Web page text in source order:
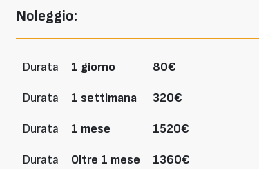
Noleggio:
Durata 1 giorno 80€
Durata 1 settimana 320€
Durata 1 mese 1520€
Durata Oltre 1 mese 1360€